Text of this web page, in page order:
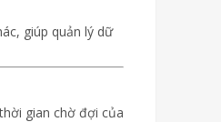
giúp quản lý dữ
gian chờ đợi của